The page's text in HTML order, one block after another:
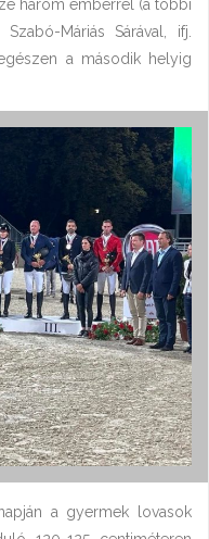
három emberrel (a többi
Máriás Sárával, ifj.
a második helyig
a gyermek lovasok